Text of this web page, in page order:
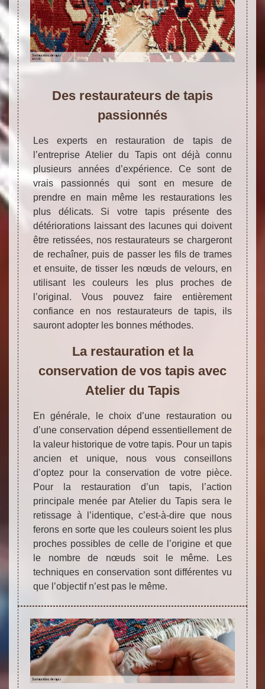
Des restaurateurs de tapis
passionnés
Les experts en restauration de tapis de
l’entreprise Atelier du Tapis ont déjà connu
plusieurs années d’expérience. Ce sont de
vrais passionnés qui sont en mesure de
prendre en main même les restaurations les
plus délicats. Si votre tapis présente des
détériorations laissant des lacunes qui doivent
être retissées, nos restaurateurs se chargeront
de rechaîner, puis de passer les fils de trames
et ensuite, de tisser les nœuds de velours, en
utilisant les couleurs les plus proches de
l’original. Vous pouvez faire entièrement
confiance en nos restaurateurs de tapis, ils
sauront adopter les bonnes méthodes.
La restauration et la
conservation de vos tapis avec
Atelier du Tapis
En générale, le choix d’une restauration ou
d’une conservation dépend essentiellement de
la valeur historique de votre tapis. Pour un tapis
ancien et unique, nous vous conseillons
d’optez pour la conservation de votre pièce.
Pour la restauration d’un tapis, l’action
principale menée par Atelier du Tapis sera le
retissage à l’identique, c’est-à-dire que nous
ferons en sorte que les couleurs soient les plus
proches possibles de celle de l’origine et que
le nombre de nœuds soit le même. Les
techniques en conservation sont différentes vu
que l’objectif n’est pas le même.